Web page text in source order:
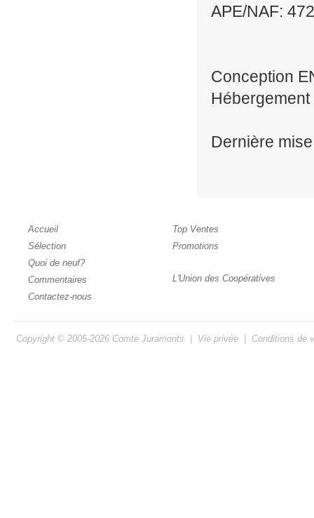
APE/NAF:
Conception
Dernière
Accueil
Sélection
Quoi de neuf?
Commentaires
Contactez-nous
Top Ventes
Promotions
L'Union des Coopératives
Copyright © 2005-2026 Comte Juramonts Vie privée Conditions de